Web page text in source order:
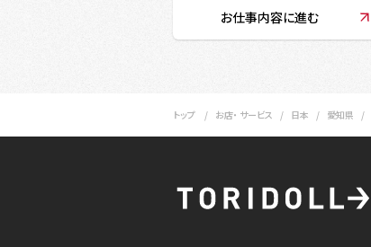
お仕事内容に進む
トップ お店・ サービス 日本 愛知県